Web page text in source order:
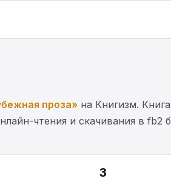
проза» на Книгизм. Книга
чтения и скачивания в fb2
3